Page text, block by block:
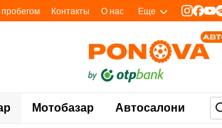
Контакты О нас Еще
Мотобазар Автосалони